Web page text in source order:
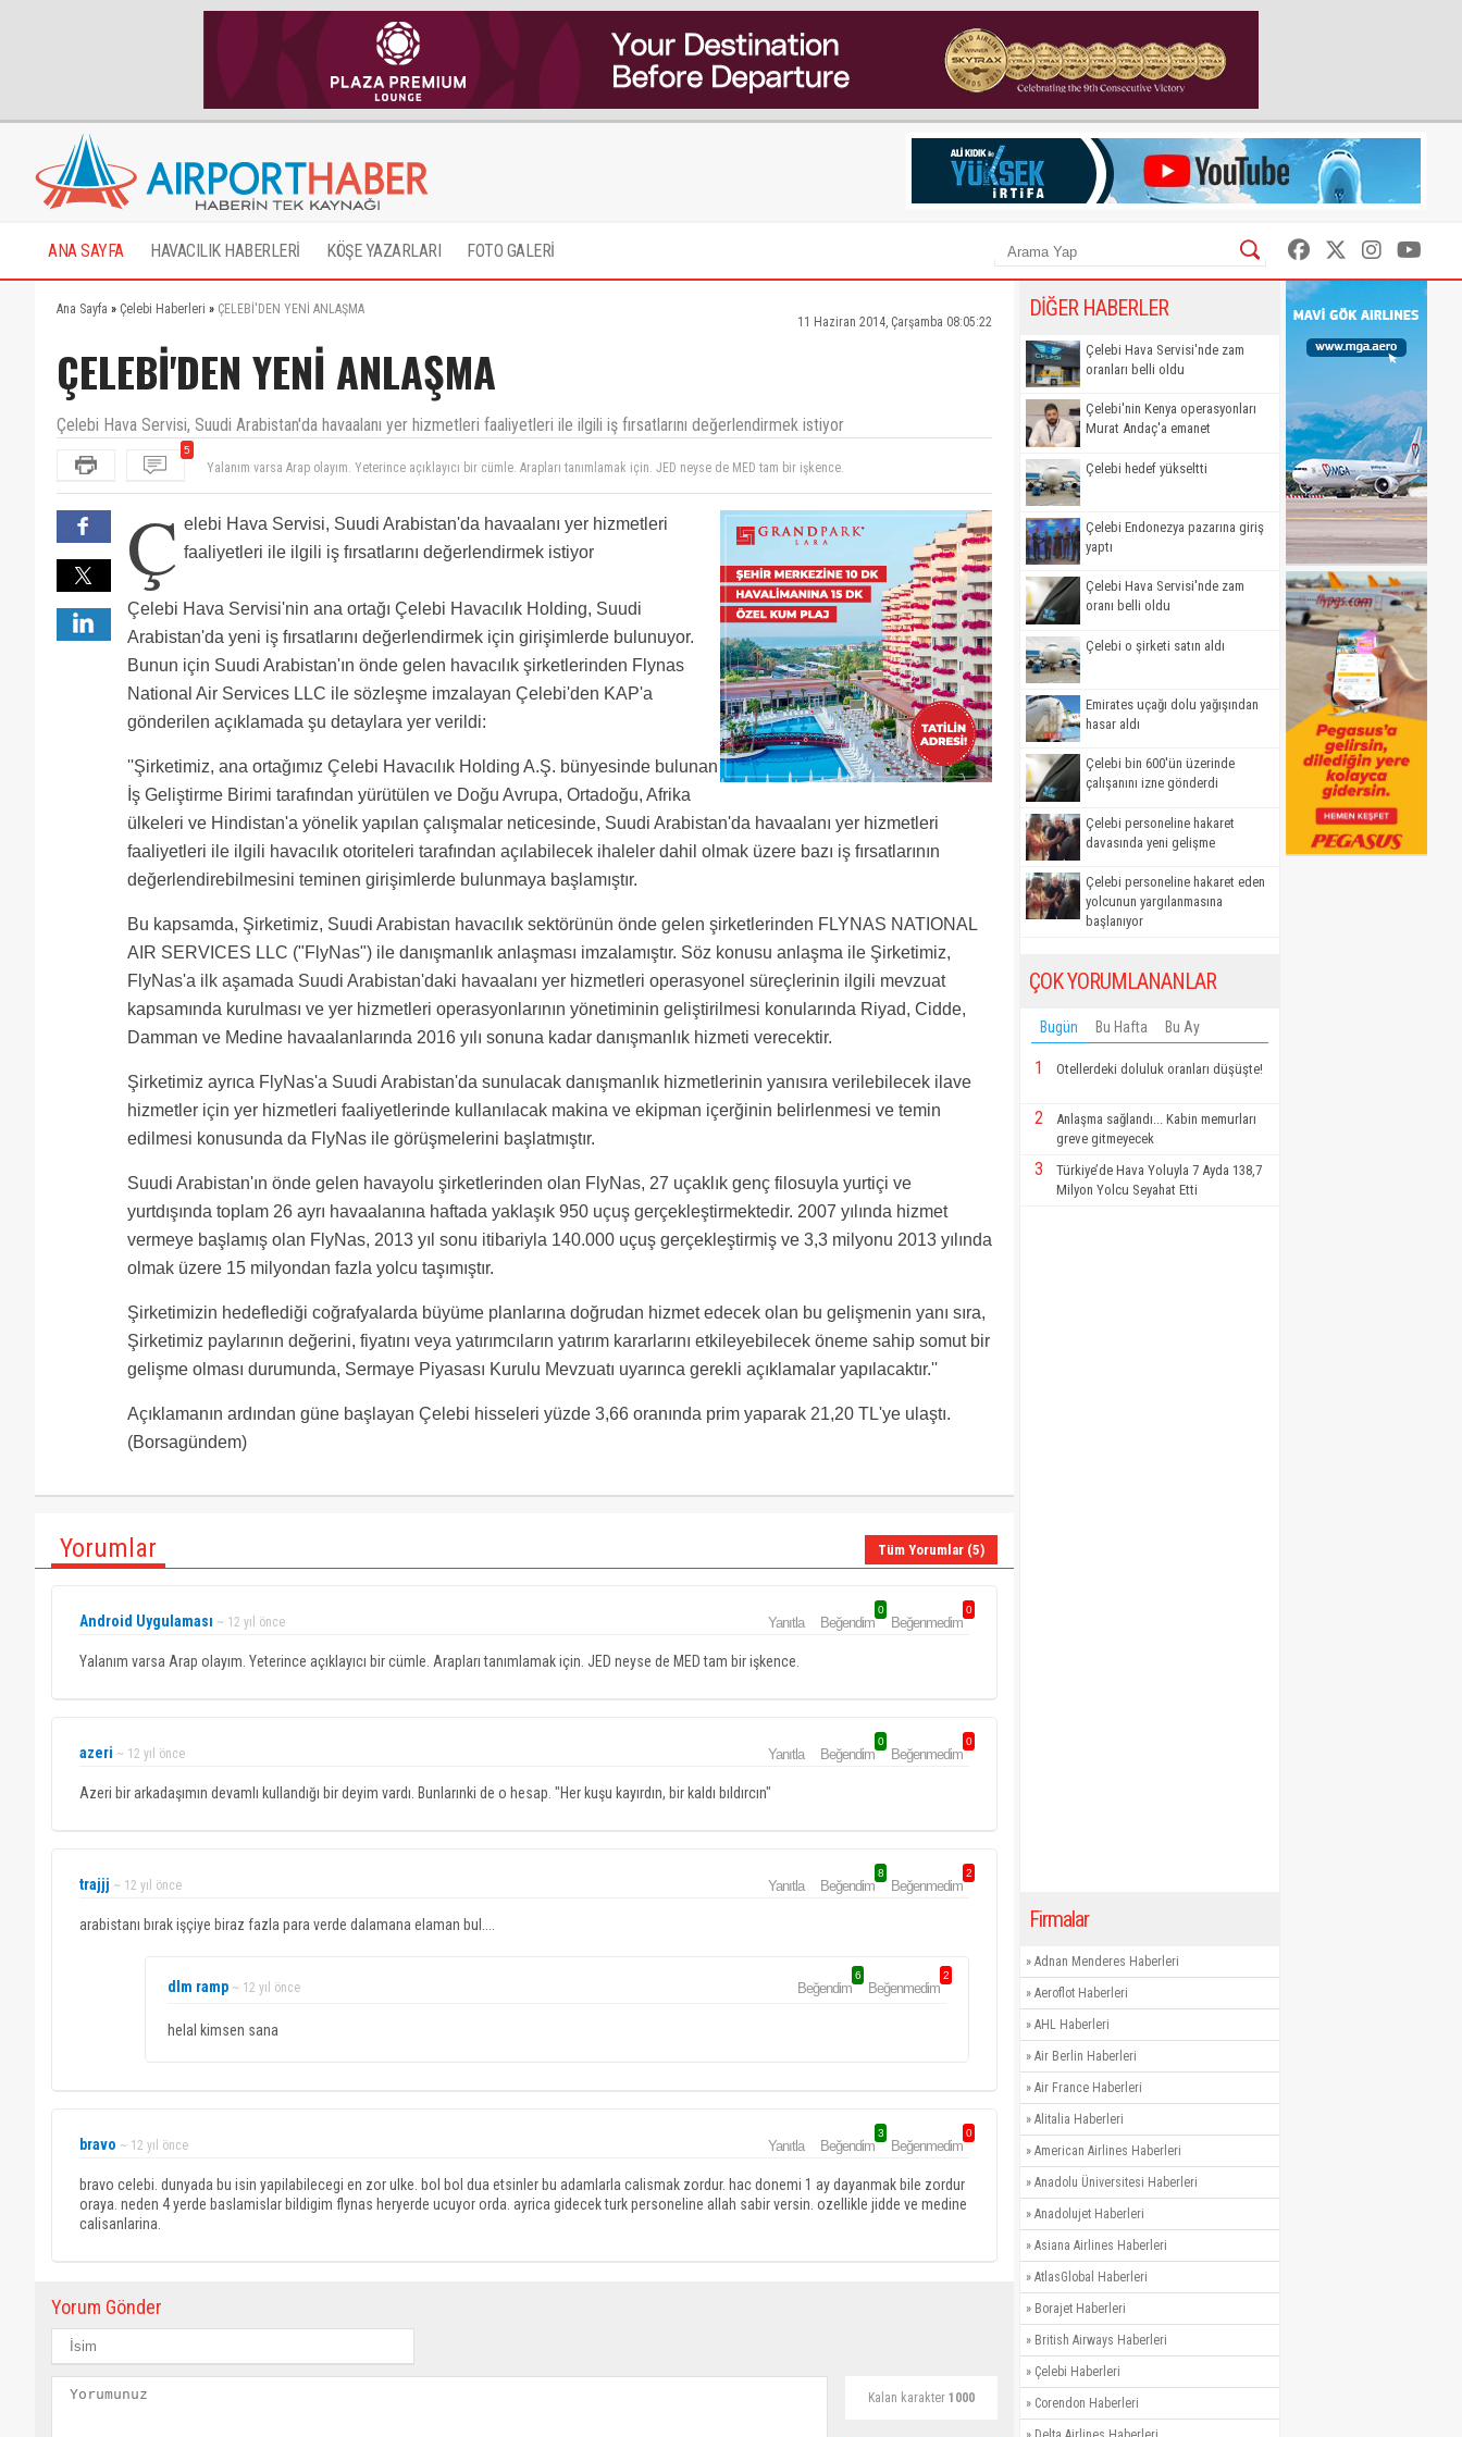
ANA SAYFA HAVACILIK HABERLERİ KÖŞE YAZARLARI FOTO GALERİ
Ana Sayfa » Çelebi Haberleri » ÇELEBİ'DEN YENİ ANLAŞMA
11 Haziran 2014, Çarşamba 08:05:22
ÇELEBİ'DEN YENİ ANLAŞMA
Çelebi Hava Servisi, Suudi Arabistan'da havaalanı yer hizmetleri faaliyetleri ile ilgili iş fırsatlarını değerlendirmek istiyor
5
Azeri bir arkadaşımın devamlı kullandığı bir deyim vardı. Bunlarınki de o hesap. "Her kuşu kayırdın, bir kaldı bıldırcın"
arabistanı bırak işçiye biraz fazla para verde dalamana elaman bul....
bravo celebi. dunyada bu isin yapilabilecegi en zor ulke. bol bol dua etsinler bu adamlarla calismak zordur. hac donemi 1 ay dayanmak bile
zordur oraya. neden 4 yerde baslamislar bildigim flynas heryerde ucuyor orda. ayrica gidecek turk personeline allah sabir versin. ozellikle
jidde ve medine calisanlarina.
Ç elebi Hava Servisi, Suudi Arabistan'da havaalanı yer hizmetleri
faaliyetleri ile ilgili iş fırsatlarını değerlendirmek istiyor
Çelebi Hava Servisi'nin ana ortağı Çelebi Havacılık Holding, Suudi
Arabistan'da yeni iş fırsatlarını değerlendirmek için girişimlerde bulunuyor.
Bunun için Suudi Arabistan'ın önde gelen havacılık şirketlerinden Flynas
National Air Services LLC ile sözleşme imzalayan Çelebi'den KAP'a
gönderilen açıklamada şu detaylara yer verildi:
''Şirketimiz, ana ortağımız Çelebi Havacılık Holding A.Ş. bünyesinde bulunan
İş Geliştirme Birimi tarafından yürütülen ve Doğu Avrupa, Ortadoğu, Afrika
ülkeleri ve Hindistan'a yönelik yapılan çalışmalar neticesinde, Suudi Arabistan'da havaalanı yer hizmetleri
faaliyetleri ile ilgili havacılık otoriteleri tarafından açılabilecek ihaleler dahil olmak üzere bazı iş fırsatlarının
değerlendirebilmesini teminen girişimlerde bulunmaya başlamıştır.
Bu kapsamda, Şirketimiz, Suudi Arabistan havacılık sektörünün önde gelen şirketlerinden FLYNAS NATIONAL
AIR SERVICES LLC ("FlyNas") ile danışmanlık anlaşması imzalamıştır. Söz konusu anlaşma ile Şirketimiz,
FlyNas'a ilk aşamada Suudi Arabistan'daki havaalanı yer hizmetleri operasyonel süreçlerinin ilgili mevzuat
kapsamında kurulması ve yer hizmetleri operasyonlarının yönetiminin geliştirilmesi konularında Riyad, Cidde,
Damman ve Medine havaalanlarında 2016 yılı sonuna kadar danışmanlık hizmeti verecektir.
Şirketimiz ayrıca FlyNas'a Suudi Arabistan'da sunulacak danışmanlık hizmetlerinin yanısıra verilebilecek ilave
hizmetler için yer hizmetleri faaliyetlerinde kullanılacak makina ve ekipman içerğinin belirlenmesi ve temin
edilmesi konusunda da FlyNas ile görüşmelerini başlatmıştır.
Suudi Arabistan'ın önde gelen havayolu şirketlerinden olan FlyNas, 27 uçaklık genç filosuyla yurtiçi ve
yurtdışında toplam 26 ayrı havaalanına haftada yaklaşık 950 uçuş gerçekleştirmektedir. 2007 yılında hizmet
vermeye başlamış olan FlyNas, 2013 yıl sonu itibariyla 140.000 uçuş gerçekleştirmiş ve 3,3 milyonu 2013 yılında
olmak üzere 15 milyondan fazla yolcu taşımıştır.
Şirketimizin hedeflediği coğrafyalarda büyüme planlarına doğrudan hizmet edecek olan bu gelişmenin yanı sıra,
Şirketimiz paylarının değerini, fiyatını veya yatırımcıların yatırım kararlarını etkileyebilecek öneme sahip somut bir
gelişme olması durumunda, Sermaye Piyasası Kurulu Mevzuatı uyarınca gerekli açıklamalar yapılacaktır.''
Açıklamanın ardından güne başlayan Çelebi hisseleri yüzde 3,66 oranında prim yaparak 21,20 TL'ye ulaştı.
(Borsagündem)
Yorumlar Tüm Yorumlar (5)
Android Uygulaması ~ 12 yıl önce Yanıtla Beğendim
0
Beğenmedim
0
Yalanım varsa Arap olayım. Yeterince açıklayıcı bir cümle. Arapları tanımlamak için. JED neyse de MED tam bir işkence.
azeri ~ 12 yıl önce Yanıtla Beğendim
0
Beğenmedim
0
Azeri bir arkadaşımın devamlı kullandığı bir deyim vardı. Bunlarınki de o hesap. "Her kuşu kayırdın, bir kaldı bıldırcın"
trajjj ~ 12 yıl önce Yanıtla Beğendim
8
Beğenmedim
2
arabistanı bırak işçiye biraz fazla para verde dalamana elaman bul....
dlm ramp ~ 12 yıl önce Beğendim
6
Beğenmedim
2
helal kimsen sana
bravo ~ 12 yıl önce Yanıtla Beğendim
3
Beğenmedim
0
bravo celebi. dunyada bu isin yapilabilecegi en zor ulke. bol bol dua etsinler bu adamlarla calismak zordur. hac donemi 1 ay dayanmak bile zordur
oraya. neden 4 yerde baslamislar bildigim flynas heryerde ucuyor orda. ayrica gidecek turk personeline allah sabir versin. ozellikle jidde ve medine
calisanlarina.
Yorum Gönder
Kalan karakter 1000
DİĞER HABERLER
Çelebi Hava Servisi'nde zam
oranları belli oldu
Çelebi'nin Kenya operasyonları
Murat Andaç'a emanet
Çelebi hedef yükseltti
Çelebi Endonezya pazarına giriş
yaptı
Çelebi Hava Servisi'nde zam
oranı belli oldu
Çelebi o şirketi satın aldı
Emirates uçağı dolu yağışından
hasar aldı
Çelebi bin 600'ün üzerinde
çalışanını izne gönderdi
Çelebi personeline hakaret
davasında yeni gelişme
Çelebi personeline hakaret eden
yolcunun yargılanmasına
başlanıyor
ÇOK YORUMLANANLAR
Bugün Bu Hafta Bu Ay
1 Otellerdeki doluluk oranları düşüşte!
2
Anlaşma sağlandı... Kabin memurları
greve gitmeyecek
3
Türkiye’de Hava Yoluyla 7 Ayda 138,7
Milyon Yolcu Seyahat Etti
Firmalar
» Adnan Menderes Haberleri
» Aeroflot Haberleri
» AHL Haberleri
» Air Berlin Haberleri
» Air France Haberleri
» Alitalia Haberleri
» American Airlines Haberleri
» Anadolu Üniversitesi Haberleri
» Anadolujet Haberleri
» Asiana Airlines Haberleri
» AtlasGlobal Haberleri
» Borajet Haberleri
» British Airways Haberleri
» Çelebi Haberleri
» Corendon Haberleri